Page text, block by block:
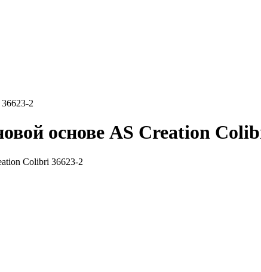
2
основе AS Creation